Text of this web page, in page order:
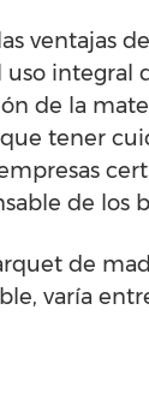
ventajas
uso integral
de la
tener
de los
de
varía